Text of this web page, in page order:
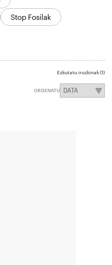
Stop Fosilak
Ezkutatu iruzkinak(1)
ORDENATU